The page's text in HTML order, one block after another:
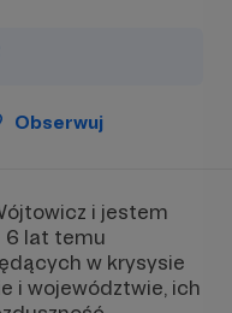
Obserwuj
i jestem
6 lat temu
w krysysie
i województwie, ich